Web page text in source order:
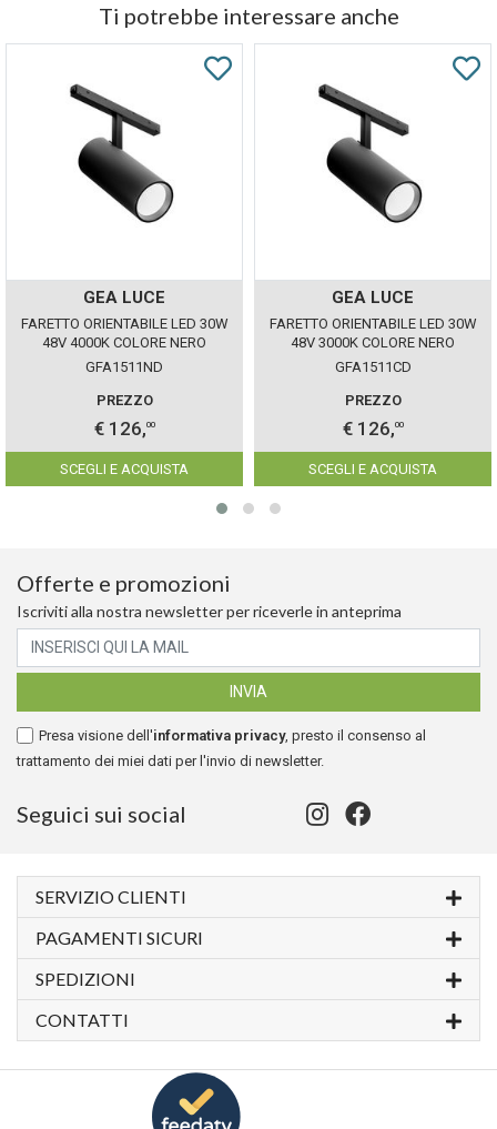
Ti potrebbe interessare anche
GEA LUCE
FARETTO ORIENTABILE LED 30W
48V 4000K COLORE NERO
GEALUCE IP20 DIMMERABILE
GFA1511ND
PREZZO
€ 126,00
SCEGLI E ACQUISTA
GEA LUCE
FARETTO ORIENTABILE LED 30W
48V 3000K COLORE NERO
GEALUCE IP20 DIMMERABILE
GFA1511CD
PREZZO
€ 126,00
SCEGLI E ACQUISTA
Offerte e promozioni
Iscriviti alla nostra newsletter per riceverle in anteprima
Presa visione dell'informativa privacy, presto il consenso al
trattamento dei miei dati per l'invio di newsletter.
Seguici sui social
SERVIZIO CLIENTI
PAGAMENTI SICURI
SPEDIZIONI
CONTATTI